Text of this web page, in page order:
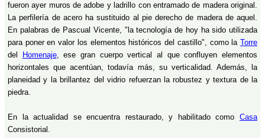
fueron ayer muros de adobe y ladrillo con entramado de madera original.
La perfilería de acero ha sustituido al pie derecho de madera de aquel.
En palabras de Pascual Vicente, "la tecnología de hoy ha sido utilizada
para poner en valor los elementos históricos del castillo", como la Torre
del
Homenaje, ese gran cuerpo vertical al que confluyen elementos
horizontales que acentúan, todavía más, su verticalidad. Además, la
planeidad y la brillantez del vidrio refuerzan la robustez y textura de la
piedra.
En la actualidad se encuentra restaurado, y habilitado como Casa
Consistorial.